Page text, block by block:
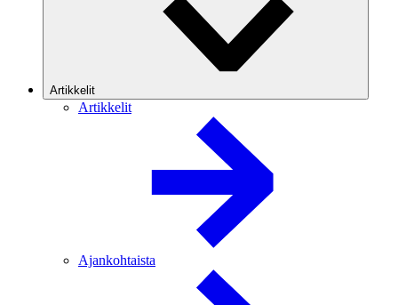
Artikkelit
Artikkelit
Ajankohtaista